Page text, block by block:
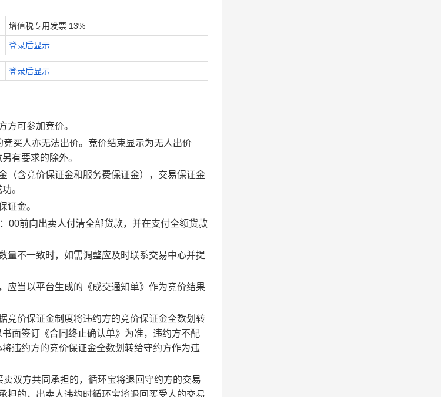
增值税专用发票 13%
登录后显示
登录后显示
方可参加竞价。
买人亦无法出价。竞价结束显示为无人出价
有要求的除外。
（含竞价保证金和服务费保证金），交易保证金
。
证金。
00前向出卖人付清全部货款，并在支付全额货款
量不一致时，如需调整应及时联系交易中心并提
应当以平台生成的《成交通知单》作为竞价结果
竞价保证金制度将违约方的竞价保证金全数划转
面签订《合同终止确认单》为准，违约方不配
违约方的竞价保证金全数划转给守约方作为违
双方共同承担的，循环宝将退回守约方的交易
担的，出卖人违约时循环宝将退回买受人的交易